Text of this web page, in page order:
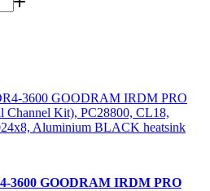
3600 GOODRAM IRDM PRO